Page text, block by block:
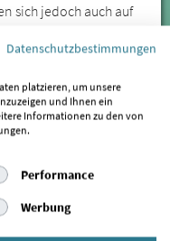
sich jedoch auch auf
Symptomen
Datenschutzbestimmungen
platzieren, um unsere
und Ihnen ein
Informationen zu den von
Performance
Werbung